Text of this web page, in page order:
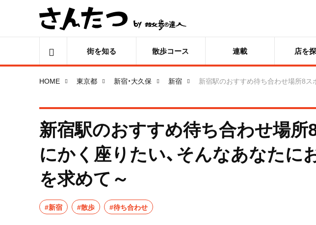
街を知る 散歩コース 連載 店を
HOME 東京都 新宿・大久保 新宿
新宿駅のおすすめ待ち合わせ場所8ス
新宿駅のおすすめ待ち合わせ場所
にかく座りたい、そんなあなたに
を求めて～
#新宿 #散歩 #待ち合わせ